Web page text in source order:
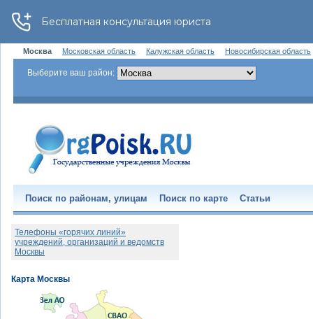
Москва Московская область Калужская область Новосибирская область
Выберите ваш район:
Поиск по районам, улицам Поиск по карте Статьи
Телефоны «горячих линий»
учреждений, организаций и ведомств
Москвы